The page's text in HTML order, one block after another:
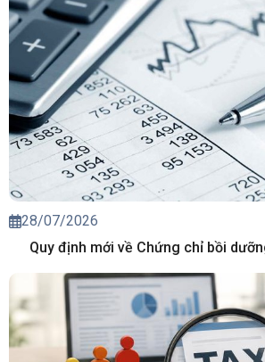
28/07/2026
Quy định mới về Chứng chỉ bồi